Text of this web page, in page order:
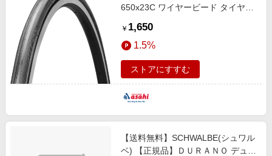
650x23C ワイヤービード タイヤ／
￥ 1,650
1.5%
ストアにすすむ
【送料無料】SCHWALBE(シュワル
ベ) 【正規品】ＤＵＲＡＮＯ デュラ